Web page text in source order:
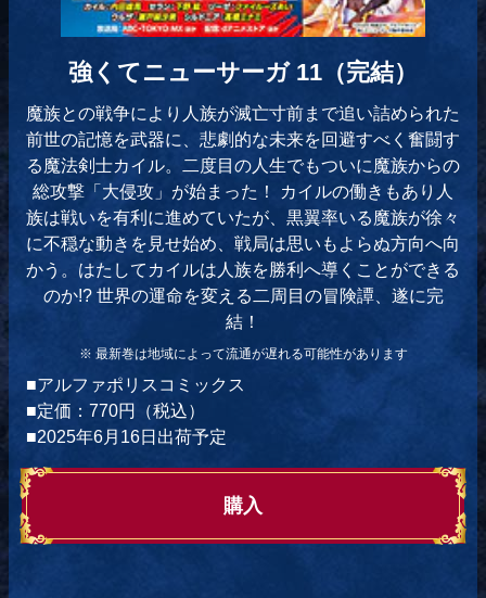
強くてニューサーガ 11（完結）
魔族との戦争により人族が滅亡寸前まで追い詰められた
前世の記憶を武器に、悲劇的な未来を回避すべく奮闘す
る魔法剣士カイル。二度目の人生でもついに魔族からの
総攻撃「大侵攻」が始まった！ カイルの働きもあり人
族は戦いを有利に進めていたが、黒翼率いる魔族が徐々
に不穏な動きを見せ始め、戦局は思いもよらぬ方向へ向
かう。はたしてカイルは人族を勝利へ導くことができる
のか!? 世界の運命を変える二周目の冒険譚、遂に完
結！
※ 最新巻は地域によって流通が遅れる可能性があります
■アルファポリスコミックス
■定価：770円（税込）
■2025年6月16日出荷予定
購入